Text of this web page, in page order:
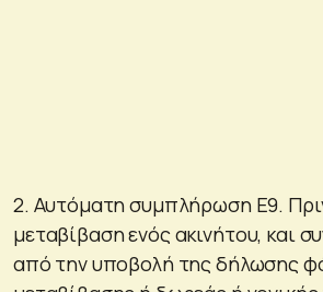
2. Αυτόματη συμπλήρωση Ε9.
μεταβίβαση ενός ακινήτου, και
από την υποβολή της δήλωσης